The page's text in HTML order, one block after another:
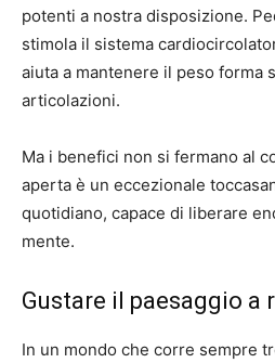
potenti a nostra disposizione.
stimola il sistema
aiuta a mantenere il peso forma
articolazioni.
Ma i benefici non si fermano al
aperta è un eccezionale
quotidiano, capace di liberare
mente.
Gustare il paesaggio a
In un mondo che corre sempre